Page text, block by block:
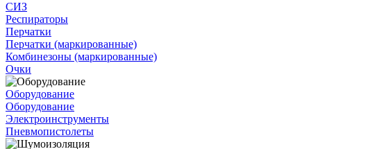
СИЗ
Респираторы
Перчатки
Перчатки (маркированные)
Комбинезоны (маркированные)
Очки
Оборудование
Оборудование
Электроинструменты
Пневмопистолеты